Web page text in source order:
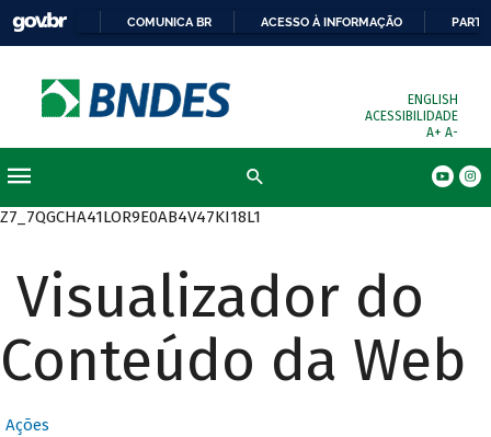
COMUNICA BR ACESSO À INFORMAÇÃO
ENGLISH
ACESSIBILIDADE
A+ A-
Z7_7QGCHA41LOR9E0AB4V47KI18L1
Visualizador do
Conteúdo da Web
Ações